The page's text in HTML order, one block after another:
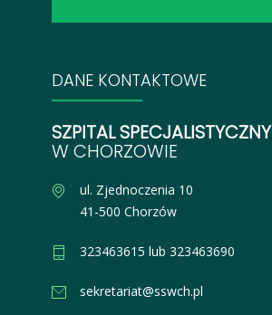
DANE KONTAKTOWE
SZPITAL SPECJALISTYCZNY
W CHORZOWIE
ul. Zjednoczenia 10
41-500 Chorzów
323463615 lub 323463690
sekretariat@sswch.pl